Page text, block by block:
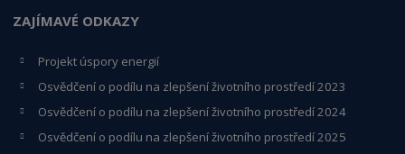
ZAJÍMAVÉ ODKAZY
Projekt úspory energií
Osvědčení o podílu na zlepšení životního prostředí 2023
Osvědčení o podílu na zlepšení životního prostředí 2024
Osvědčení o podílu na zlepšení životního prostředí 2025